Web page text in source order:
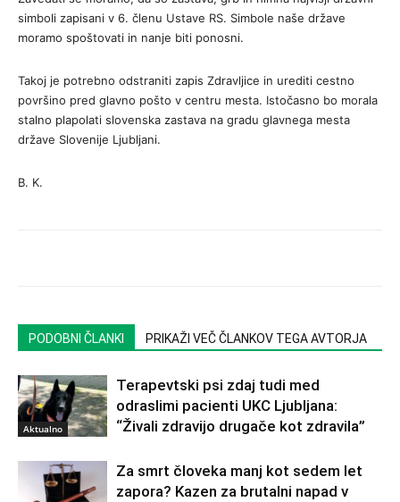
simboli zapisani v 6. členu Ustave RS. Simbole naše države
moramo spoštovati in nanje biti ponosni.
Takoj je potrebno odstraniti zapis Zdravljice in urediti cestno
površino pred glavno pošto v centru mesta. Istočasno bo morala
stalno plapolati slovenska zastava na gradu glavnega mesta
države Slovenije Ljubljani.
B. K.
PODOBNI ČLANKI PRIKAŽI VEČ ČLANKOV TEGA AVTORJA
Aktualno
Terapevtski psi zdaj tudi med
odraslimi pacienti UKC Ljubljana:
“Živali zdravijo drugače kot zdravila”
Za smrt človeka manj kot sedem let
zapora? Kazen za brutalni napad v